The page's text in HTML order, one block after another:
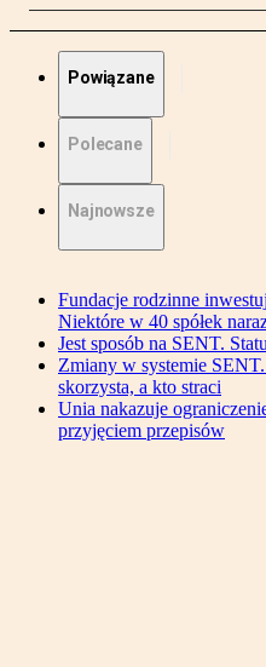
Powiązane
Polecane
Najnowsze
Fundacje rodzinne
Niektóre w 40 spółek
Jest sposób na SENT.
Zmiany w systemie
skorzysta, a kto straci
Unia nakazuje
przyjęciem przepisów